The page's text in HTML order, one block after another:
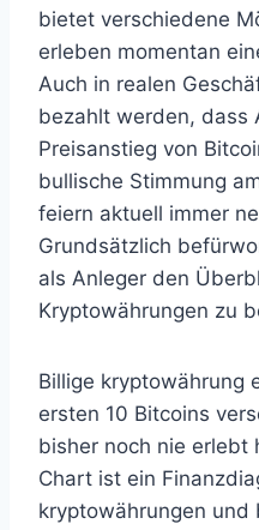
bietet verschiedene
erleben momentan
Auch in realen
bezahlt werden, dass
Preisanstieg von
bullische Stimmung
feiern aktuell immer
Grundsätzlich
als Anleger den
Kryptowährungen zu
Billige kryptowährung
ersten 10 Bitcoins
bisher noch nie erlebt
Chart ist ein
kryptowährungen